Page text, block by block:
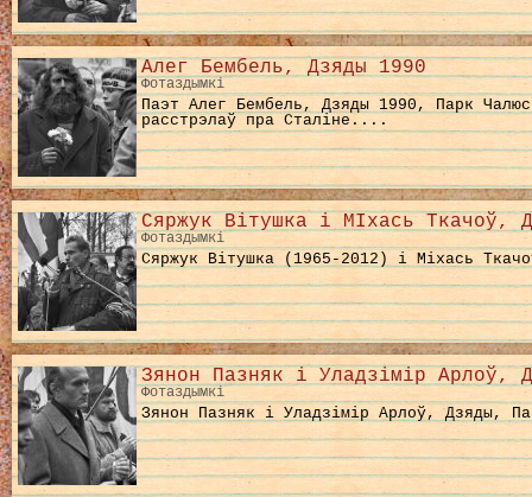
Алег Бембель, Дзяды 1990
Фотаздымкі
Паэт Алег Бембель, Дзяды 1990, Парк
расстрэлаў пра Сталіне....
Сяржук Вітушка і МІхась Ткачоў,
Фотаздымкі
Сяржук Вітушка (1965-2012) і Міхась
Зянон Пазняк і Уладзімір Арлоў,
Фотаздымкі
Зянон Пазняк і Уладзімір Арлоў, Дзяды,